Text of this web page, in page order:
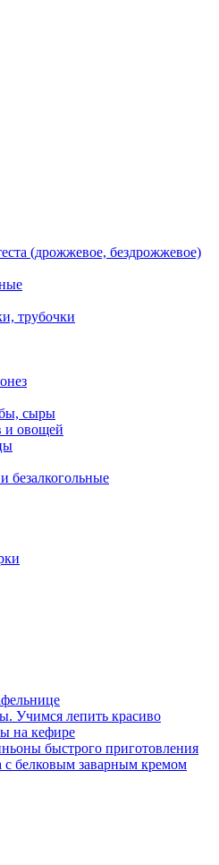
(дрожжевое, бездрожжевое)
трубочки
сыры
и овощей
безалкогольные
Учимся лепить красиво
на кефире
быстрого приготовления
белковым заварным кремом